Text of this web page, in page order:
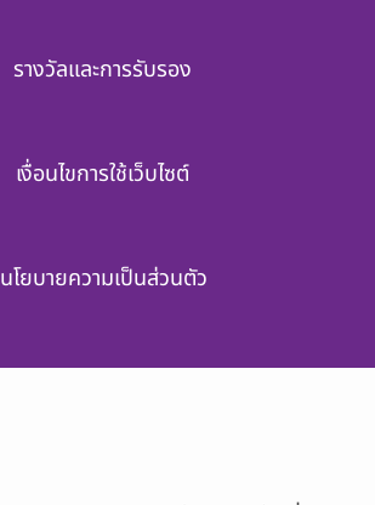
รางวัลและการรับรอง
เงื่อนไขการใช้เว็บไซต์
นโยบายความเป็นส่วนตัว